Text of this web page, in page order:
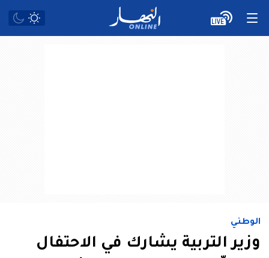
الوطني
وزير التربية يشارك في الاحتفال